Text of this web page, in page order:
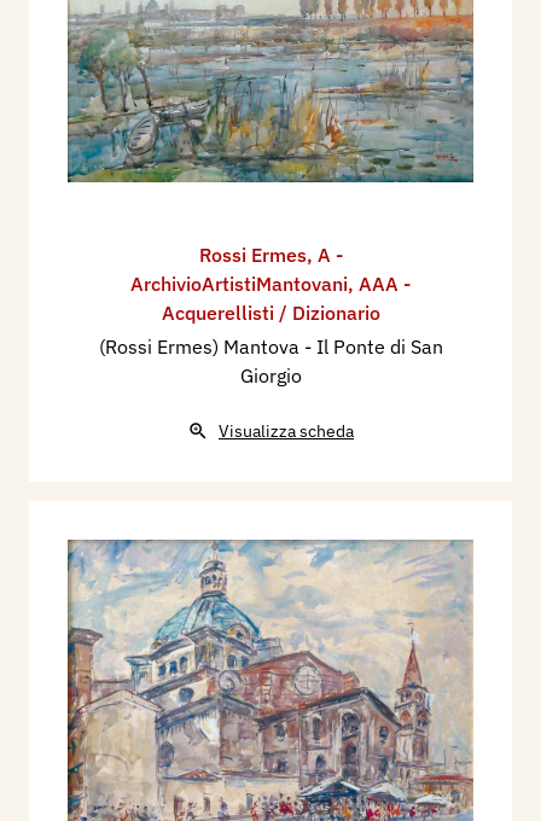
Rossi Ermes, A -
ArchivioArtistiMantovani, AAA -
Acquerellisti / Dizionario
(Rossi Ermes) Mantova - Il Ponte di San
Giorgio
Visualizza scheda